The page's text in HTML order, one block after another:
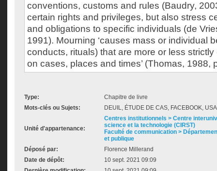
conventions, customs and rules (Baudry,
certain rights and privileges, but also stress
and obligations to specific individuals (de
1991). Mourning ‘causes mass or individual
conducts, rituals) that are more or less
on cases, places and times’ (Thomas, 1988,
Type:
Chapitre de livre
Mots-clés ou Sujets:
DEUIL, ÉTUDE DE CAS, FACEBOOK,
Unité d'appartenance:
Centres institutionnels > Centre
science et la technologie (CIRST)
Faculté de communication >
et publique
Déposé par:
Florence Millerand
Date de dépôt:
10 sept. 2021 09:09